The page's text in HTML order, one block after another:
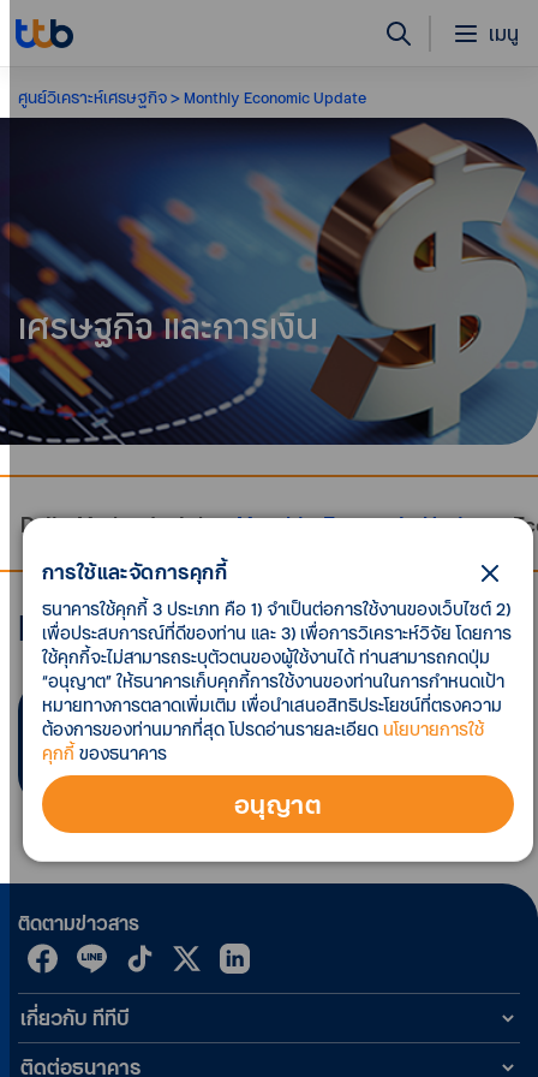
เมนู
ศูนย์วิเคราะห์เศรษฐกิจ Monthly Economic Update
เศรษฐกิจ และการเงิน
Daily Market Insight Monthly Economic Update
Monthly Economic Update
พบ0รายการ ตามที่คุณค้นหา
การใช้และจัดการคุกกี้
ธนาคารใช้คุกกี้ 3 ประเภท คือ 1) จำเป็นต่อการใช้งานของเว็บไซต์ 2)
เพื่อประสบการณ์ที่ดีของท่าน และ 3) เพื่อการวิเคราะห์วิจัย โดยการ
ใช้คุกกี้จะไม่สามารถระบุตัวตนของผู้ใช้งานได้ ท่านสามารถกดปุ่ม
“อนุญาต” ให้ธนาคารเก็บคุกกี้การใช้งานของท่านในการกำหนดเป้า
หมายทางการตลาดเพิ่มเติม เพื่อนำเสนอสิทธิประโยชน์ที่ตรงความ
ต้องการของท่านมากที่สุด โปรดอ่านรายละเอียด นโยบายการใช้
คุกกี้ของธนาคาร
อนุญาต
ติดตามข่าวสาร
เกี่ยวกับ ทีทีบี
ติดต่อธนาคาร